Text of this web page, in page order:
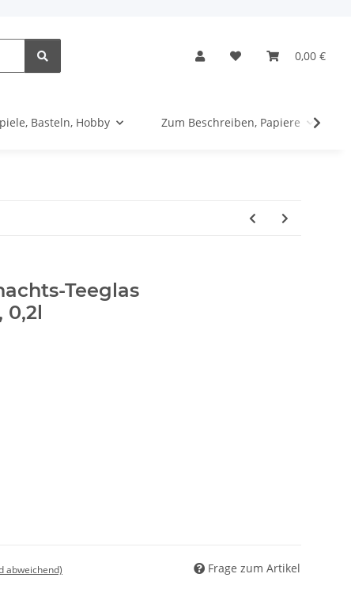
0,00 €
Basteln, Hobby Zum Beschreiben, Papiere
Teeglas
0,2l
abweichend) Frage zum Artikel